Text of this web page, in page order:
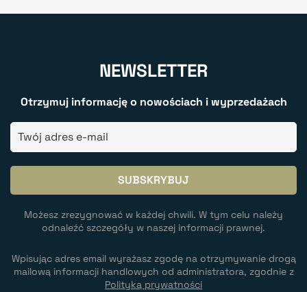
NEWSLETTER
Otrzymuj informację o nowościach i wyprzedażach
Możesz zrezygnować w każdej chwili. W tym celu należy
odnaleźć szczegóły w naszej informacji prawnej.
Wpisując adres email wyrażasz zgodę na otrzymywanie drogą
mailową informacji handlowych od administratora, zgodnie z
Polityką prywatności